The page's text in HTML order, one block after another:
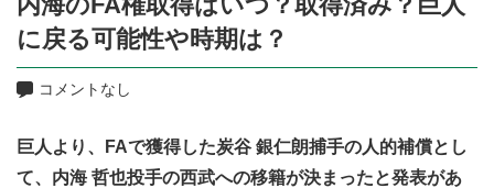
に戻る可能性や時期は？
コメントなし
巨人より、FAで獲得した炭谷 銀仁朗捕手の人的補償とし
て、内海 哲也投手の西武への移籍が決まったと発表があ